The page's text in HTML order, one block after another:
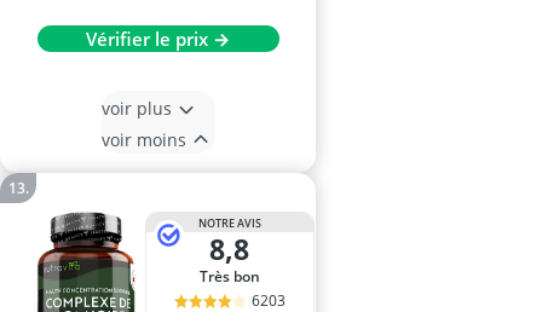
Vérifier le prix →
voir plus
voir moins
NOTRE AVIS
8,8
Très bon
6203